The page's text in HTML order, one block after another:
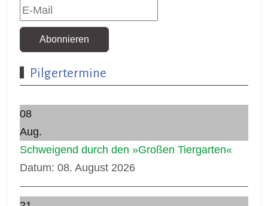
Abonnieren
Pilgertermine
08
Aug.
Schweigend durch den »Großen Tiergarten«
Datum: 08. August 2026